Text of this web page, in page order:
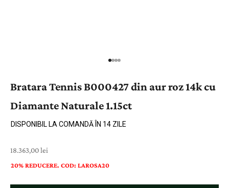
Bratara Tennis B000427 din aur roz 14k cu
Diamante Naturale 1.15ct
DISPONIBIL LA COMANDĂ ÎN 14 ZILE
Preț cu reducere
18.363,00 lei
20% REDUCERE. COD: LAROSA20